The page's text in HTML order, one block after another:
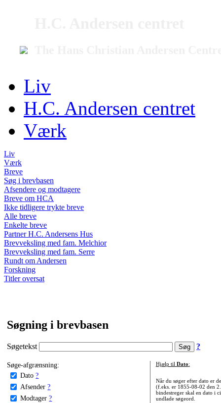
Liv
H.C. Andersen centret
Værk
Liv
Værk
Breve
Søg i brevbasen
Afsendere og modtagere
Breve om HCA
Ikke tidligere trykte breve
Alle breve
Enkelte breve
Partner H.C. Andersens Hus
Brevveksling med fam. Melchior
Brevveksling med fam. Serre
Rundt om Andersen
Forskning
Titler oversat
Søgning i brevbasen
Søgetekst ?
Søge-afgrænsning:
Dato ?
Afsender ?
Modtager ?
Hjælp til Dato:
Når du søger efter dato er
(f.eks. er 1855-08-02 den
bindestreger skal en dato i
undlade søgeord.